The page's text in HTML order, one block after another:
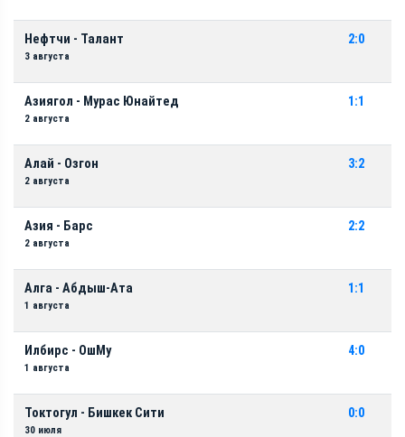
Нефтчи - Талант
3 августа
2:0
Азиягол - Мурас Юнайтед
2 августа
1:1
Алай - Озгон
2 августа
3:2
Азия - Барс
2 августа
2:2
Алга - Абдыш-Ата
1 августа
1:1
Илбирс - ОшМу
1 августа
4:0
Токтогул - Бишкек Сити
30 июля
0:0